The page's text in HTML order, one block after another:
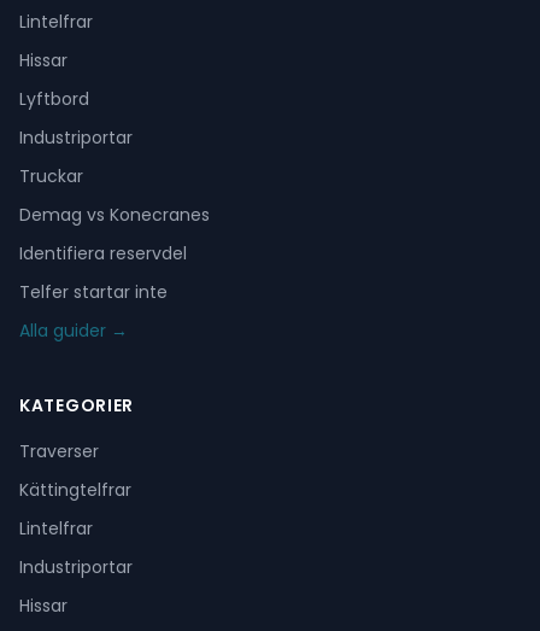
Lintelfrar
Hissar
Lyftbord
Industriportar
Truckar
Demag vs Konecranes
Identifiera reservdel
Telfer startar inte
Alla guider →
KATEGORIER
Traverser
Kättingtelfrar
Lintelfrar
Industriportar
Hissar